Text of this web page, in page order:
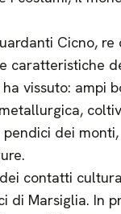
Cicno, re
caratteristiche
vissuto: ampi
dei
contatti
di Marsiglia. In